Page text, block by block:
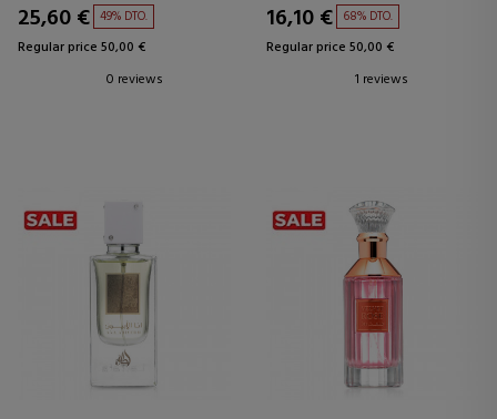
25,60 € 49% DTO.
Regular price 50,00 €
0 reviews
16,10 € 68% DTO.
Regular price 50,00 €
1 reviews